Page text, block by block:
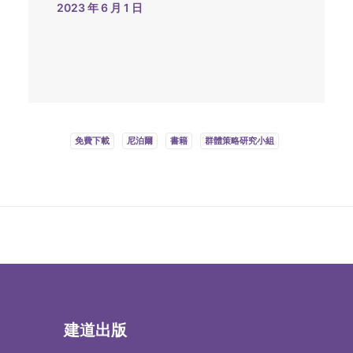
2023 年 6 月 1 日
免費下載 尼泊爾 書籍 群體策略研究小組
建道出版